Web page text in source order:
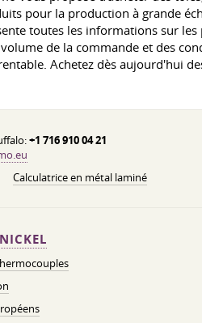
pour la production à grande
toutes les informations sur
de la commande et des
Achetez dès aujourd'hui
+1 716 910 04 21
Calculatrice en métal laminé